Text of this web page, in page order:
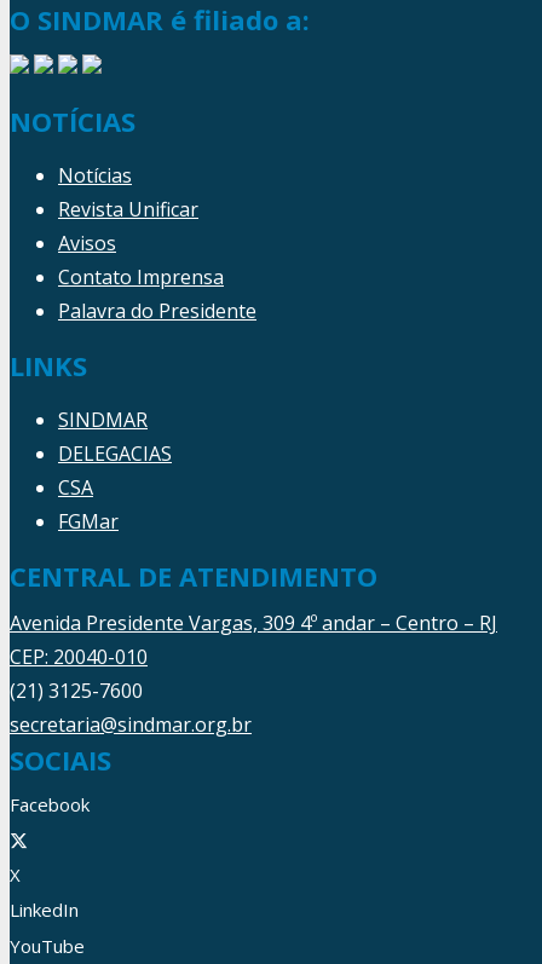
O SINDMAR é filiado a:
NOTÍCIAS
Notícias
Revista Unificar
Avisos
Contato Imprensa
Palavra do Presidente
LINKS
SINDMAR
DELEGACIAS
CSA
FGMar
CENTRAL DE ATENDIMENTO
Avenida Presidente Vargas, 309 4º andar – Centro – RJ
CEP: 20040-010
(21) 3125-7600
secretaria@sindmar.org.br
SOCIAIS
Facebook
X
LinkedIn
YouTube